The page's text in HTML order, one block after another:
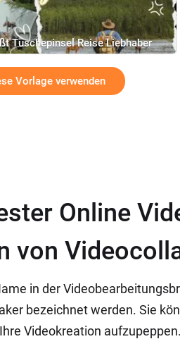
Tuschepinsel Reise Liebhaber
Erinnerungscollage
Vorlage verwenden
Online
von
in der
bezeichnet werden. Sie
Videokreation